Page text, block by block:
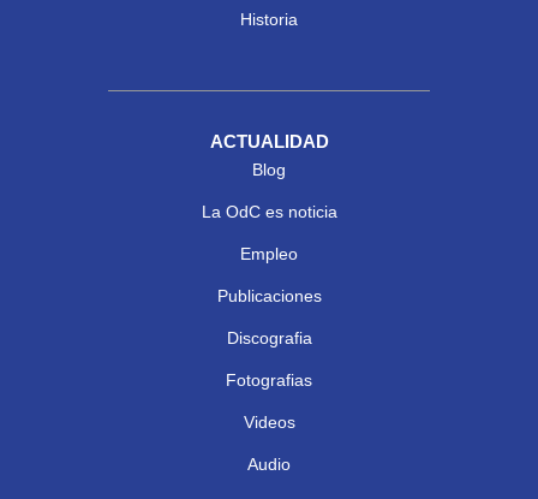
Historia
ACTUALIDAD
Blog
La OdC es noticia
Empleo
Publicaciones
Discografia
Fotografias
Videos
Audio